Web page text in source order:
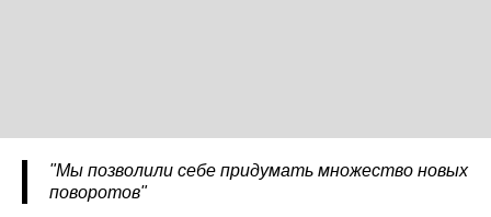
"Мы позволили себе придумать множество новых
поворотов"